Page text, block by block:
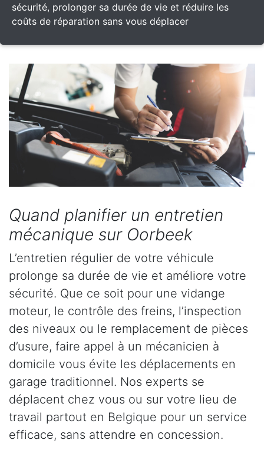
sécurité, prolonger sa durée de vie et réduire les
coûts de réparation sans vous déplacer
Quand planifier un entretien
mécanique sur Oorbeek
L’entretien régulier de votre véhicule
prolonge sa durée de vie et améliore votre
sécurité. Que ce soit pour une vidange
moteur, le contrôle des freins, l’inspection
des niveaux ou le remplacement de pièces
d’usure, faire appel à un mécanicien à
domicile vous évite les déplacements en
garage traditionnel. Nos experts se
déplacent chez vous ou sur votre lieu de
travail partout en Belgique pour un service
efficace, sans attendre en concession.